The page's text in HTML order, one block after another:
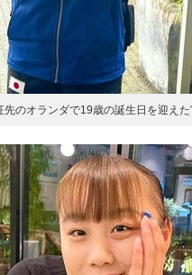
のオランダで19歳の誕生日を迎えた